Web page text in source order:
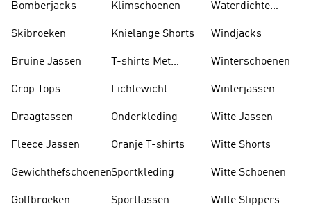
Bomberjacks
Skibroeken
Bruine Jassen
Crop Tops
Draagtassen
Fleece Jassen
Gewichthefschoenen
Golfbroeken
Klimschoenen
Knielange Shorts
T-shirts Met
Lichtewicht
Onderkleding
Oranje T-shirts
Sportkleding
Sporttassen
Waterdichte
Windjacks
Winterschoenen
Winterjassen
Witte Jassen
Witte Shorts
Witte Schoenen
Witte Slippers